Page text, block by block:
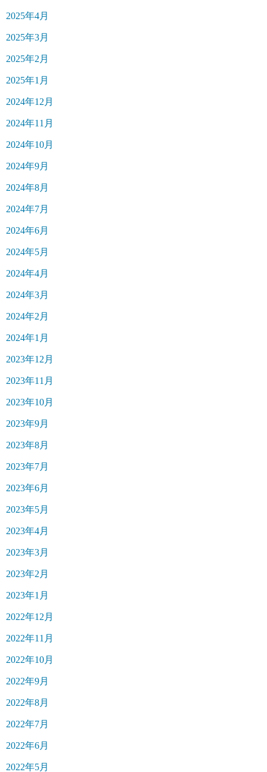
2025年4月
2025年3月
2025年2月
2025年1月
2024年12月
2024年11月
2024年10月
2024年9月
2024年8月
2024年7月
2024年6月
2024年5月
2024年4月
2024年3月
2024年2月
2024年1月
2023年12月
2023年11月
2023年10月
2023年9月
2023年8月
2023年7月
2023年6月
2023年5月
2023年4月
2023年3月
2023年2月
2023年1月
2022年12月
2022年11月
2022年10月
2022年9月
2022年8月
2022年7月
2022年6月
2022年5月